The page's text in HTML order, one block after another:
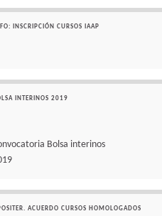
INSCRIPCIÓN CURSOS IAAP
INTERINOS 2019
Bolsa interinos
ACUERDO CURSOS HOMOLOGADOS